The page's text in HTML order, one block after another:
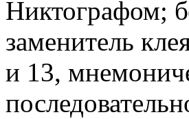
Никтографом;
заменитель
и 13,